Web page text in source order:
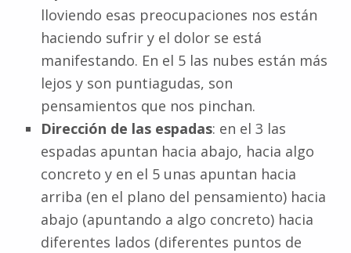
lloviendo esas preocupaciones nos están
haciendo sufrir y el dolor se está
manifestando. En el 5 las nubes están más
lejos y son puntiagudas, son
pensamientos que nos pinchan.
Dirección de las espadas: en el 3 las
espadas apuntan hacia abajo, hacia algo
concreto y en el 5 unas apuntan hacia
arriba (en el plano del pensamiento) hacia
abajo (apuntando a algo concreto) hacia
diferentes lados (diferentes puntos de